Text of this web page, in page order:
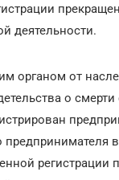
деятельности.
органом от
о
предпринимателя
регистрации